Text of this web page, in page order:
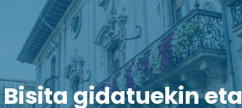
Bisita gidatuekin eta